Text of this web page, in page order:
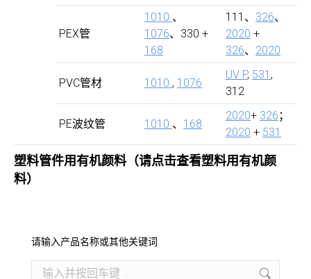
PEX管
1010 、
1076、330 +
168
111、 326、
2020 +
326、 2020
PVC管材 1010 , 1076
UV P, 531 ,
312
PE波纹管 1010 、 168
2020+ 326 ；
2020 + 531
塑料管件用有机颜料（请点击查看塑料用有机颜
料）
请输入产品名称或其他关键词
Search: